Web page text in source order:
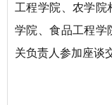
工程学院、农学院
学院、食品工程学
关负责人参加座谈